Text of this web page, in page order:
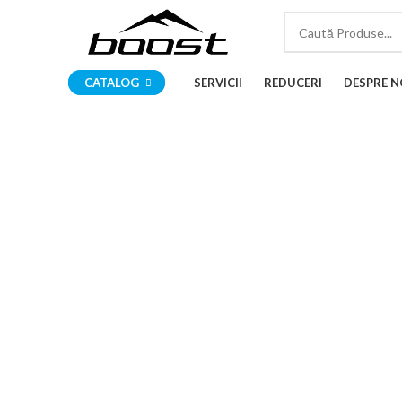
CATALOG SERVICII REDUCERI DESPRE